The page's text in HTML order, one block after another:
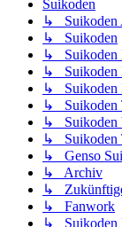
Suikoden
↳ Suikoden
↳ Suikoden
↳ Suikoden
↳ Suikoden
↳ Suikoden
↳ Suikoden
↳ Suikoden
↳ Suikoden
↳ Genso
↳ Archiv
↳
↳ Fanwork
↳ Suikoden